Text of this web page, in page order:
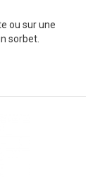
ou sur une
sorbet.